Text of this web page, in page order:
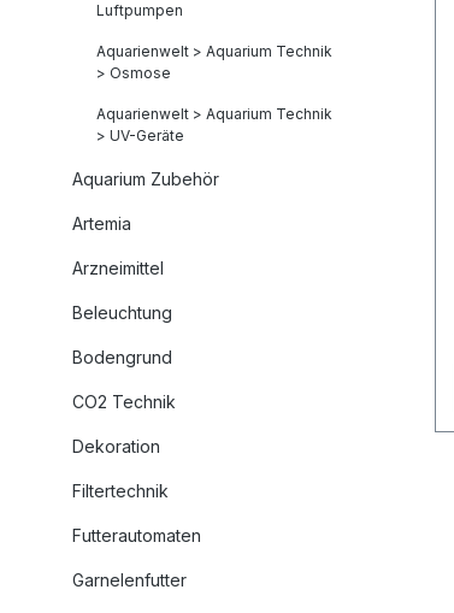
Luftpumpen
Aquarienwelt > Aquarium Technik
> Osmose
Aquarienwelt > Aquarium Technik
> UV-Geräte
Aquarium Zubehör
Artemia
Arzneimittel
Beleuchtung
Bodengrund
CO2 Technik
Dekoration
Filtertechnik
Futterautomaten
Garnelenfutter